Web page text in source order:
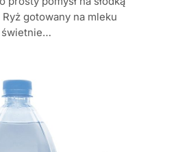
gotowany na mleku
świetnie…